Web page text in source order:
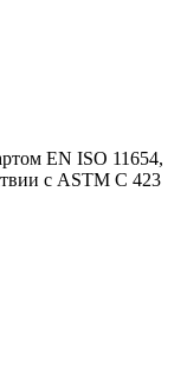
EN ISO 11654,
с ASTM C 423